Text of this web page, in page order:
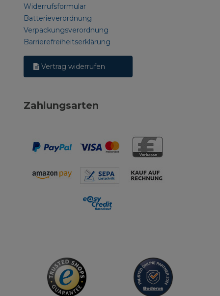
Widerrufsformular
Batterieverordnung
Verpackungsverordnung
Barrierefreiheitserklärung
Vertrag widerrufen
Zahlungsarten